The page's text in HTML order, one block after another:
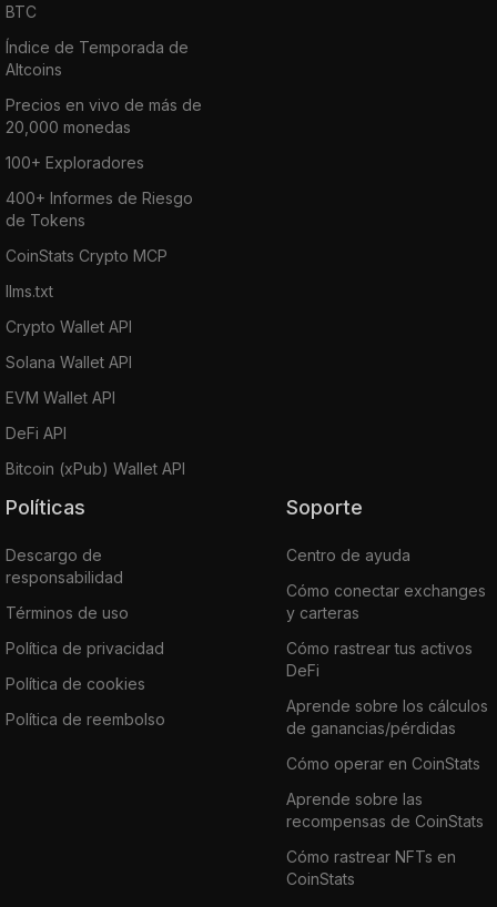
BTC
Índice de Temporada de
Altcoins
Precios en vivo de más de
20,000 monedas
100+ Exploradores
400+ Informes de Riesgo
de Tokens
CoinStats Crypto MCP
llms.txt
Crypto Wallet API
Solana Wallet API
EVM Wallet API
DeFi API
Bitcoin (xPub) Wallet API
Políticas
Descargo de
responsabilidad
Términos de uso
Política de privacidad
Política de cookies
Política de reembolso
Soporte
Centro de ayuda
Cómo conectar exchanges
y carteras
Cómo rastrear tus activos
DeFi
Aprende sobre los cálculos
de ganancias/pérdidas
Cómo operar en CoinStats
Aprende sobre las
recompensas de CoinStats
Cómo rastrear NFTs en
CoinStats